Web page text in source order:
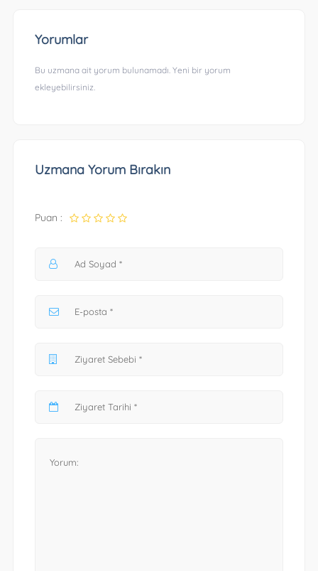
Yorumlar
Bu uzmana ait yorum bulunamadı. Yeni bir yorum
ekleyebilirsiniz.
Uzmana Yorum Bırakın
Puan :